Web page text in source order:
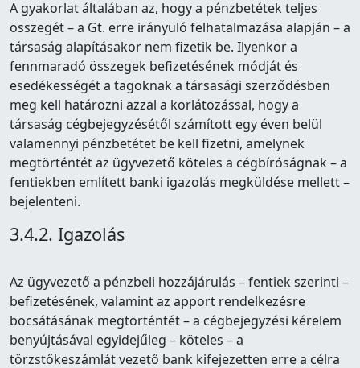
A gyakorlat általában az, hogy a pénzbetétek teljes
összegét – a Gt. erre irányuló felhatalmazása alapján – a
társaság alapításakor nem fizetik be. Ilyenkor a
fennmaradó összegek befizetésének módját és
esedékességét a tagoknak a társasági szerződésben
meg kell határozni azzal a korlátozással, hogy a
társaság cégbejegyzésétől számított egy éven belül
valamennyi pénzbetétet be kell fizetni, amelynek
megtörténtét az ügyvezető köteles a cégbíróságnak – a
fentiekben említett banki igazolás megküldése mellett –
bejelenteni.
3.4.2. Igazolás
Az ügyvezető a pénzbeli hozzájárulás – fentiek szerinti –
befizetésének, valamint az apport rendelkezésre
bocsátásának megtörténtét – a cégbejegyzési kérelem
benyújtásával egyidejűleg – köteles – a
törzstőkeszámlát vezető bank kifejezetten erre a célra